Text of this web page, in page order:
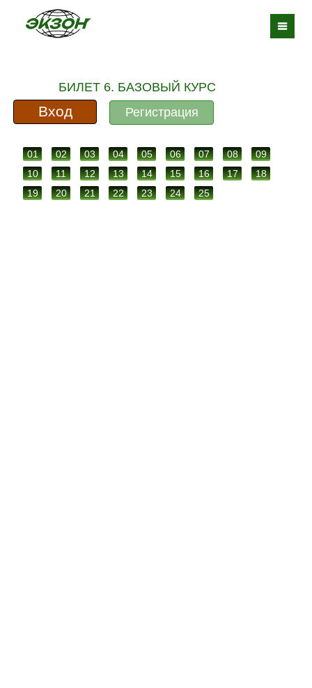
БИЛЕТ 6. БАЗОВЫЙ КУРС
Вход Регистрация
01 02 03 04 05 06 07 08
09
10
11 12 13 14 15 16 17
18
19
20 21 22 23 24 25